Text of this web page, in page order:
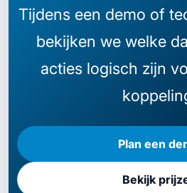
Tijdens een demo of
bekijken we welke
acties logisch zijn
Plan een
Bekijk